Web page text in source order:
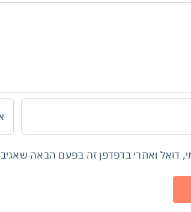
דואל ואתרי בדפדפן זה בפעם הבאה שאגיב